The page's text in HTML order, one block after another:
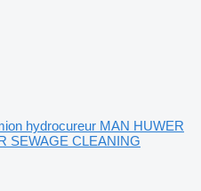
hydrocureur MAN HUWER
SEWAGE CLEANING